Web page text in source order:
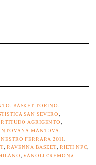
, BASKET TORINO,
SAN SEVERO,
AGRIGENTO,
MANTOVA,
FERRARA 2011,
, RAVENNA BASKET, RIETI NPC,
, VANOLI CREMONA